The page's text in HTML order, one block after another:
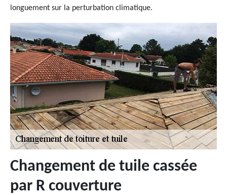
longuement sur la perturbation climatique.
Changement de tuile cassée
par R couverture